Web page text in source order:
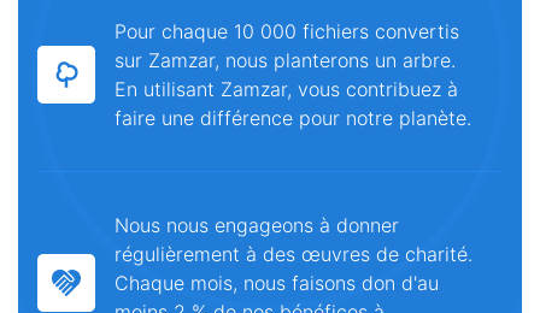
Pour chaque 10 000 fichiers convertis
sur Zamzar, nous planterons un arbre.
En utilisant Zamzar, vous contribuez à
faire une différence pour notre planète.
Nous nous engageons à donner
régulièrement à des œuvres de charité.
Chaque mois, nous faisons don d'au